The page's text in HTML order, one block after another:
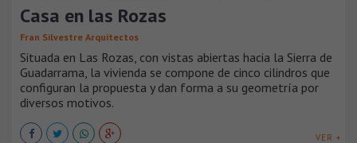
Casa en las Rozas
Fran Silvestre Arquitectos
Situada en Las Rozas, con vistas abiertas hacia la Sierra de
Guadarrama, la vivienda se compone de cinco cilindros que
configuran la propuesta y dan forma a su geometría por
diversos motivos.
VER +